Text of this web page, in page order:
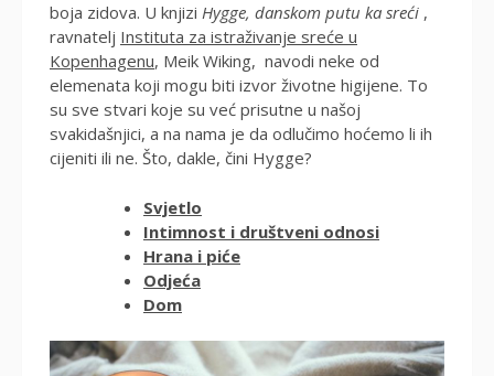
boja zidova. U knjizi Hygge, danskom putu ka sreći ,
ravnatelj Instituta za istraživanje sreće u
Kopenhagenu, Meik Wiking, navodi neke od
elemenata koji mogu biti izvor životne higijene. To
su sve stvari koje su već prisutne u našoj
svakidašnjici, a na nama je da odlučimo hoćemo li ih
cijeniti ili ne. Što, dakle, čini Hygge?
Svjetlo
Intimnost i društveni odnosi
Hrana i piće
Odjeća
Dom